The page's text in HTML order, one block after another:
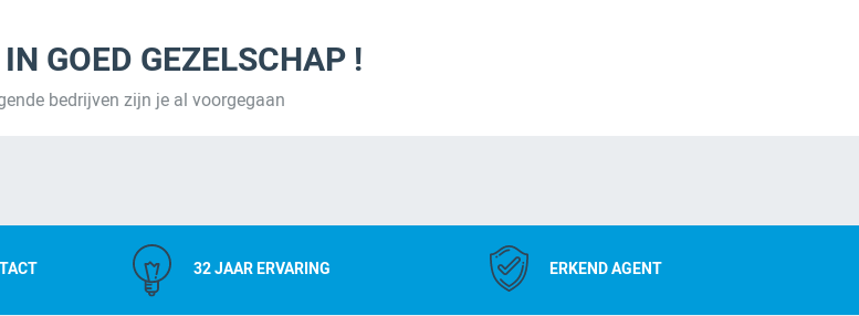
GOED GEZELSCHAP !
bedrijven zijn je al voorgegaan
32 JAAR ERVARING ERKEND AGENT